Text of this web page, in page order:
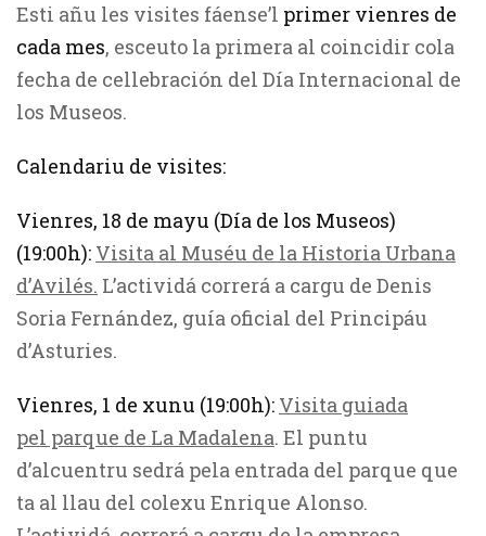
Esti añu les visites fáense’l primer vienres de
cada mes, esceuto la primera al coincidir cola
fecha de cellebración del Día Internacional de
los Museos.
Calendariu de visites:
Vienres, 18 de mayu (Día de los Museos)
(19:00h): Visita al Muséu de la Historia Urbana
d’Avilés. L’actividá correrá a cargu de Denis
Soria Fernández, guía oficial del Principáu
d’Asturies.
Vienres, 1 de xunu (19:00h): Visita guiada
pel parque de La Madalena. El puntu
d’alcuentru sedrá pela entrada del parque que
ta al llau del colexu Enrique Alonso.